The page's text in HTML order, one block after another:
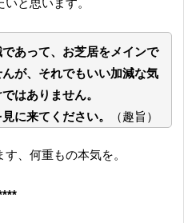
と思います。
あって、お芝居をメインで
が、それでもいい加減な気
はありません。
に来てください。
（趣旨）
す、何重もの本気を。